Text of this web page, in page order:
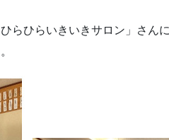
ひらいきいきサロン」さん